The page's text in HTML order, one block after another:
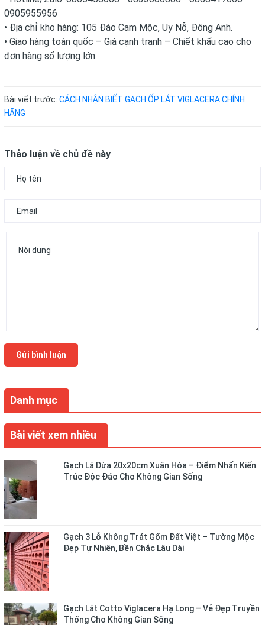
Danh mục
Bài viết xem nhiều
Gạch Lá Dừa 20x20cm Xuân Hòa – Điểm Nhấn Kiến
Trúc Độc Đáo Cho Không Gian Sống
Gạch 3 Lỗ Không Trát Gốm Đất Việt – Tường Mộc
Đẹp Tự Nhiên, Bền Chắc Lâu Dài
Gạch Lát Cotto Viglacera Hạ Long – Vẻ Đẹp Truyền
Thống Cho Không Gian Sống
0905955956
• Địa chỉ kho hàng: 105 Đào Cam Mộc, Uy Nỗ, Đông Anh.
• Giao hàng toàn quốc – Giá cạnh tranh – Chiết khấu cao cho
đơn hàng số lượng lớn
Bài viết trước: CÁCH NHẬN BIẾT GẠCH ỐP LÁT VIGLACERA CHÍNH
HÃNG
Thảo luận về chủ đề này
Gửi bình luận